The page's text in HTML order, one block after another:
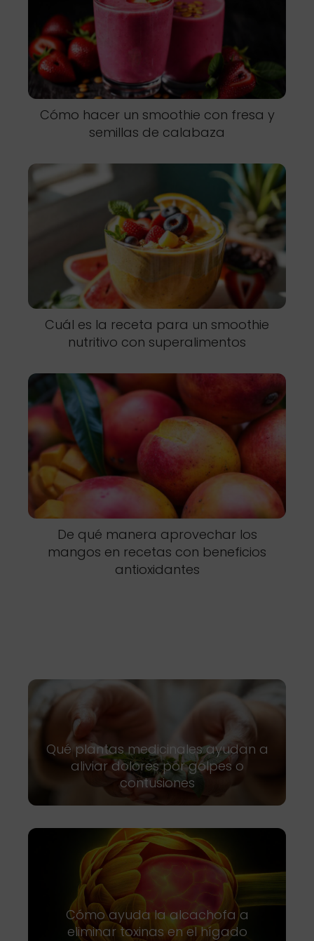
Cómo hacer un smoothie con fresa y
semillas de calabaza
Cuál es la receta para un smoothie
nutritivo con superalimentos
De qué manera aprovechar los
mangos en recetas con beneficios
antioxidantes
Qué plantas medicinales ayudan a
aliviar dolores por golpes o
contusiones
Cómo ayuda la alcachofa a
eliminar toxinas en el hígado